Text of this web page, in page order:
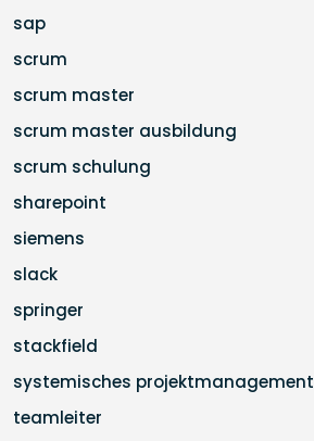
sap
scrum
scrum master
scrum master ausbildung
scrum schulung
sharepoint
siemens
slack
springer
stackfield
systemisches projektmanagement
teamleiter